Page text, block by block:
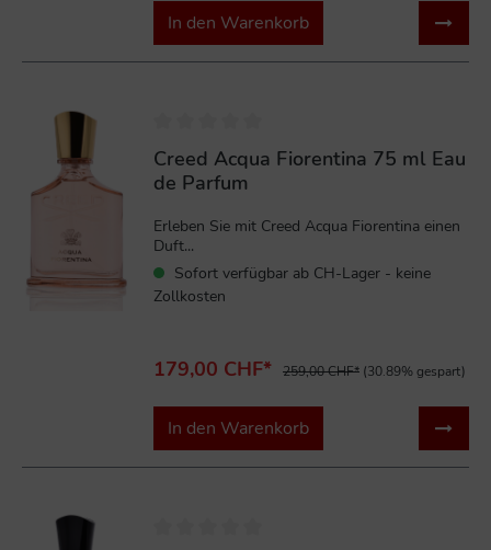
In den Warenkorb
Creed Acqua Fiorentina 75 ml Eau
de Parfum
Erleben Sie mit Creed Acqua Fiorentina einen
Duft...
Sofort verfügbar ab CH-Lager - keine
Zollkosten
179,00 CHF* 259,00 CHF* (30.89% gespart)
In den Warenkorb